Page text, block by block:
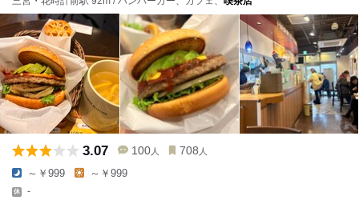
3.07 100 人 708 人
～￥999 ～￥999
-